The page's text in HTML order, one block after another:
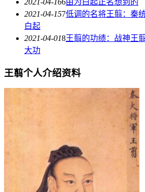
2021-04-166由为白起正名想到的
2021-04-157低调的名将王翦：秦
白起
2021-04-018王翦的功绩：战神王
大功
王翦个人介绍资料